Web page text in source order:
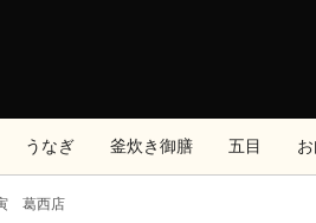
うなぎ 釜炊き御膳 五目
葛西店